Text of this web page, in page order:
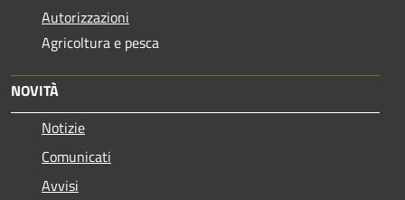
Autorizzazioni
Agricoltura e pesca
NOVITÀ
Notizie
Comunicati
Avvisi